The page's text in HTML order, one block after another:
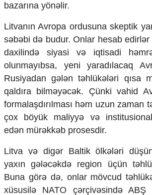
bazarına yönəlir.
Litvanın Avropa ordusuna skeptik
səbəbi də budur. Onlar hesab edirlər
daxilində siyasi və iqtisadi
olunmayıbsa, yeni yaradılacaq
Rusiyadan gələn təhlükələri qısa
qaldıra bilməyəcək. Çünki vahid
formalaşdırılması həm uzun zaman
çox böyük maliyyə və
edən mürəkkəb prosesdir.
Litva və digər Baltik ölkələri
yaxın gələcəkdə region üçün
Buna görə də, onlar mövcud
xüsusilə NATO çərçivəsində ABŞ